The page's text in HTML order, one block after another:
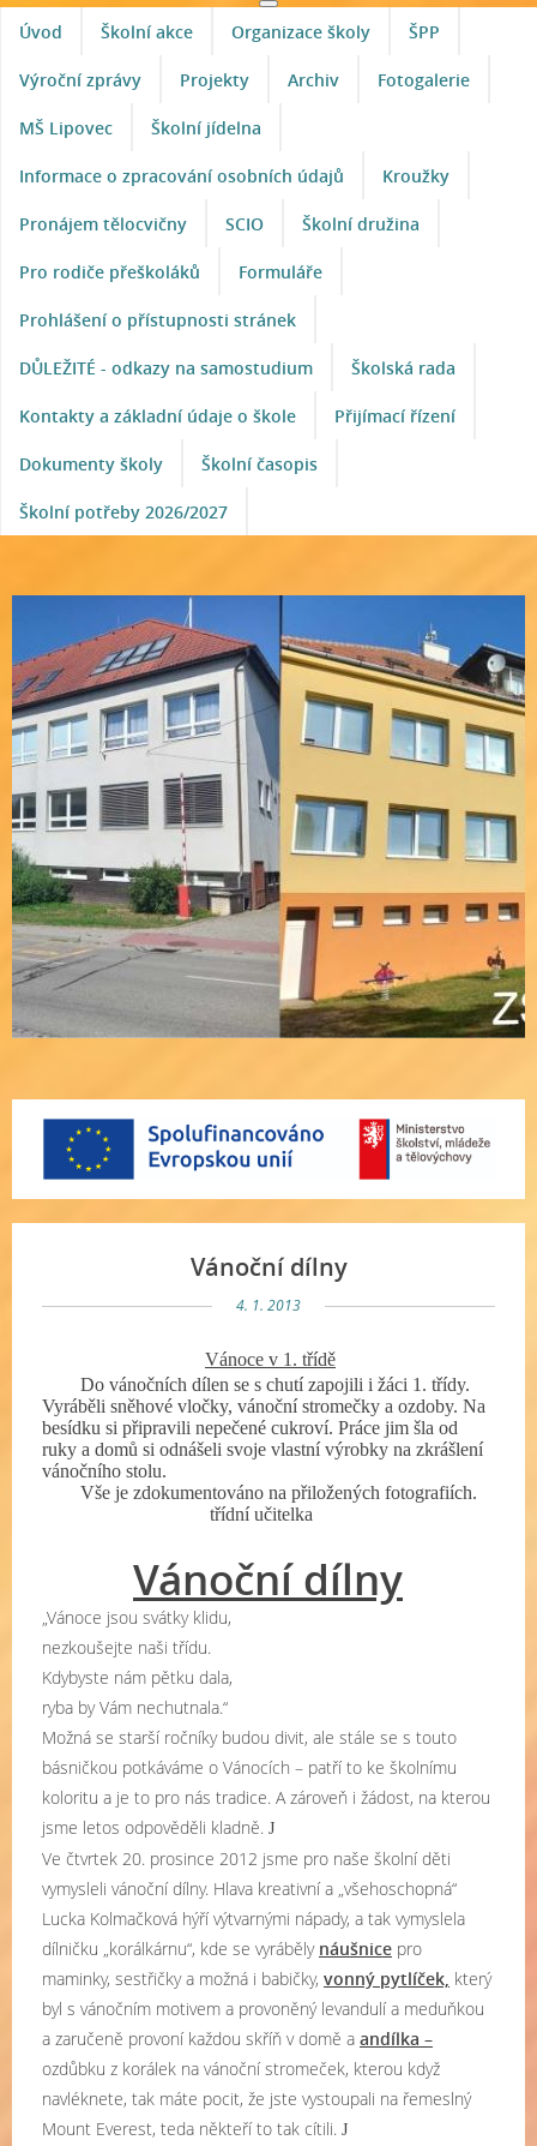
Úvod Školní akce Organizace školy ŠPP
Výroční zprávy Projekty Archiv Fotogalerie
MŠ Lipovec Školní jídelna
Informace o zpracování osobních údajů Kroužky
Pronájem tělocvičny SCIO Školní družina
Pro rodiče přeškoláků Formuláře
Prohlášení o přístupnosti stránek
DŮLEŽITÉ - odkazy na samostudium Školská rada
Kontakty a základní údaje o škole Přijímací řízení
Dokumenty školy Školní časopis
Školní potřeby 2026/2027
Vánoční dílny
4. 1. 2013
Vánoce v 1. třídě
Do vánočních dílen se s chutí zapojili i žáci 1. třídy.
Vyráběli sněhové vločky, vánoční stromečky a ozdoby. Na
besídku si připravili nepečené cukroví. Práce jim šla od
ruky a domů si odnášeli svoje vlastní výrobky na zkrášlení
vánočního stolu.
Vše je zdokumentováno na přiložených fotografiích.
třídní učitelka
Vánoční dílny
„Vánoce jsou svátky klidu,
nezkoušejte naši třídu.
Kdybyste nám pětku dala,
ryba by Vám nechutnala.“
Možná se starší ročníky budou divit, ale stále se s touto
básničkou potkáváme o Vánocích – patří to ke školnímu
koloritu a je to pro nás tradice. A zároveň i žádost, na kterou
jsme letos odpověděli kladně. J
Ve čtvrtek 20. prosince 2012 jsme pro naše školní děti
vymysleli vánoční dílny. Hlava kreativní a „všehoschopná“
Lucka Kolmačková hýří výtvarnými nápady, a tak vymyslela
dílničku „korálkárnu“, kde se vyráběly náušnice pro
maminky, sestřičky a možná i babičky, vonný pytlíček, který
byl s vánočním motivem a provoněný levandulí a meduňkou
a zaručeně provoní každou skříň v domě a andílka –
ozdůbku z korálek na vánoční stromeček, kterou když
navléknete, tak máte pocit, že jste vystoupali na řemeslný
Mount Everest, teda někteří to tak cítili. J